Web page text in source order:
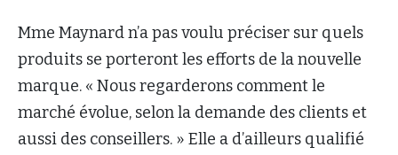
Mme Maynard n’a pas voulu préciser sur quels
produits se porteront les efforts de la nouvelle
marque. « Nous regarderons comment le
marché évolue, selon la demande des clients et
aussi des conseillers. » Elle a d’ailleurs qualifié